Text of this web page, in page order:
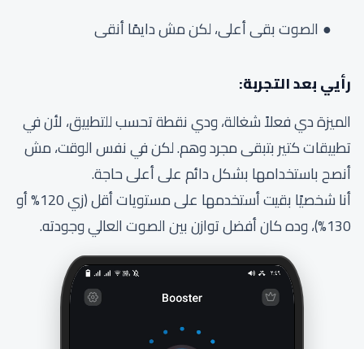
الصوت بقى أعلى، لكن مش دايمًا أنقى
رأيي بعد التجربة:
الميزة دي فعلاً شغالة، ودي نقطة تحسب للتطبيق، لأن في
تطبيقات كتير بتبقى مجرد وهم. لكن في نفس الوقت، مش
أنصح باستخدامها بشكل دائم على أعلى حاجة.
أنا شخصيًا بقيت أستخدمها على مستويات أقل (زي 120% أو
130%)، وده كان أفضل توازن بين الصوت العالي وجودته.